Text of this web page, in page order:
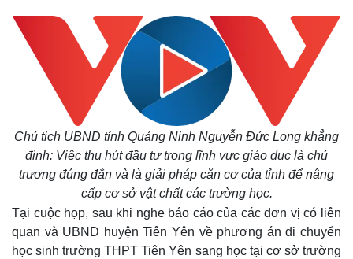
Chủ tịch UBND tỉnh Quảng Ninh Nguyễn Đức Long khẳng
định: Việc thu hút đầu tư trong lĩnh vực giáo dục là chủ
trương đúng đắn và là giải pháp căn cơ của tỉnh để nâng
cấp cơ sở vật chất các trường học.
Tại cuộc họp, sau khi nghe báo cáo của các đơn vị có liên
quan và UBND huyện Tiên Yên về phương án di chuyển
học sinh trường THPT Tiên Yên sang học tại cơ sở trường